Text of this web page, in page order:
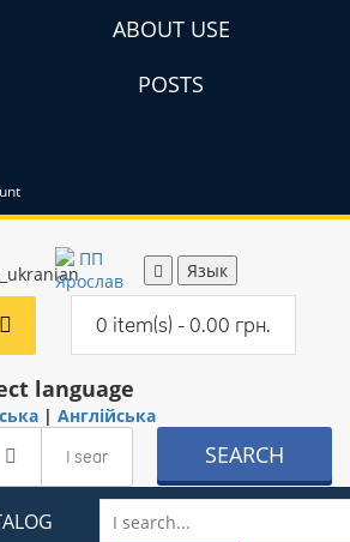
ABOUT USE
POSTS
Язык
SEARCH
0 item(s) - 0.00 грн.
language
| Англійська